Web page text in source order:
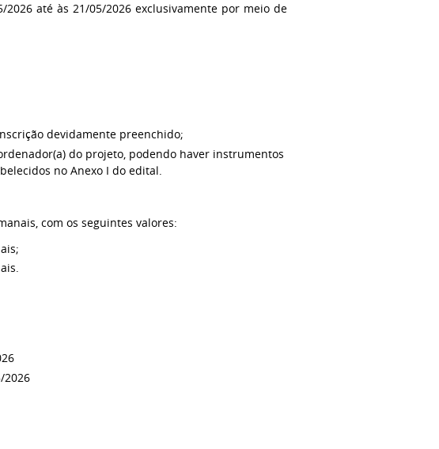
até às 21/05/2026 exclusivamente por meio de
devidamente preenchido;
do projeto, podendo haver instrumentos
no Anexo I do edital.
com os seguintes valores:
2026